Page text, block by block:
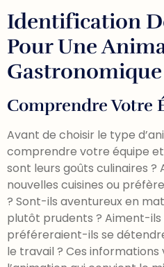
Identification
Pour Une
Gastronomique
Comprendre Votre
Avant de choisir le type
comprendre votre équipe
sont leurs goûts culinaires ?
nouvelles cuisines ou
? Sont-ils aventureux en
plutôt prudents ? Aiment-ils
préféreraient-ils se
le travail ? Ces